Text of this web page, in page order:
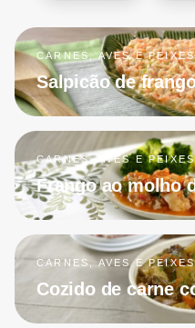
CARNES, AVES E PEIXES
Salpicão de
CARNES, AVES E PEIXES
Frango ao molho
CARNES, AVES E PEIXES
Cozido de carne